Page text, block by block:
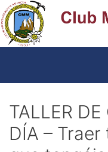
Saltar
al
contenido
TALLER
DÍA –